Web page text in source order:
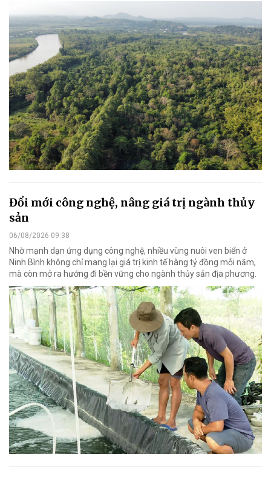
Đổi mới công nghệ, nâng giá trị ngành thủy
sản
06/08/2026 09:38
Nhờ mạnh dạn ứng dụng công nghệ, nhiều vùng nuôi ven biển ở
Ninh Bình không chỉ mang lại giá trị kinh tế hàng tỷ đồng mỗi năm,
mà còn mở ra hướng đi bền vững cho ngành thủy sản địa phương.